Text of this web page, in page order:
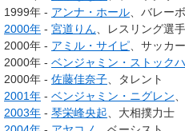
1999年 - アンナ・ホール 、バレー
2000年 - 宮道りん 、レスリング選手
2000年 - アミル・サイピ 、サッカ
2000年 - ベンジャミン・ストック
2000年 - 佐藤佳奈子 、タレント
2001年 - ベンジャミン・ニグレン
2003年 - 琴栄峰央起 、大相撲力士